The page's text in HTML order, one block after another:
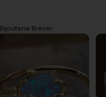
Bijouterie Brever